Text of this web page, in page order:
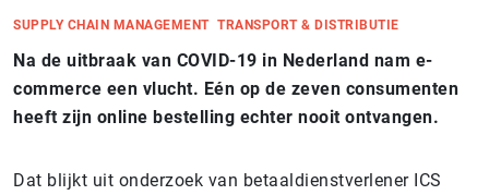
SUPPLY CHAIN MANAGEMENT TRANSPORT & DISTRIBUTIE
Na de uitbraak van COVID-19 in Nederland nam e-
commerce een vlucht. Eén op de zeven consumenten
heeft zijn online bestelling echter nooit ontvangen.
Dat blijkt uit onderzoek van betaaldienstverlener ICS